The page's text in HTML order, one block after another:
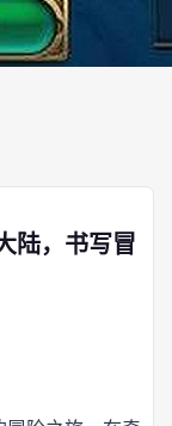
陆，书写冒